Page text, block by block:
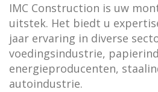
IMC Construction is uw
uitstek. Het biedt u
jaar ervaring in diverse
voedingsindustrie,
energieproducenten,
autoindustrie.